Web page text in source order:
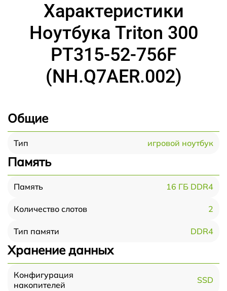
Характеристики
Ноутбука Triton 300
PT315-52-756F
(NH.Q7AER.002)
Общие
Тип игровой ноутбук
Память
Память 16 ГБ DDR4
Количество слотов 2
Тип памяти DDR4
Хранение данных
Конфигурация
накопителей
SSD